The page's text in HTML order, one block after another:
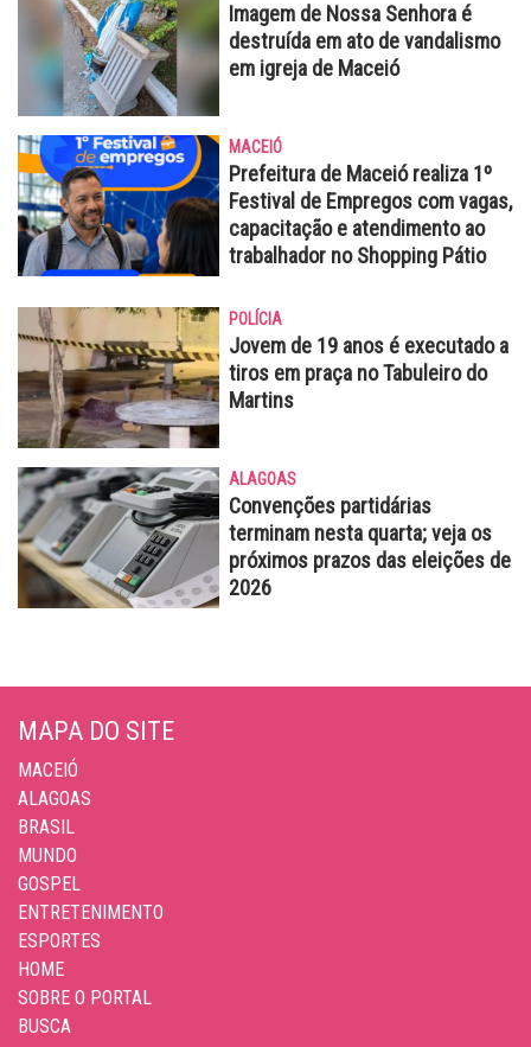
Imagem de Nossa Senhora é
destruída em ato de vandalismo
em igreja de Maceió
MACEIÓ
Prefeitura de Maceió realiza 1º
Festival de Empregos com vagas,
capacitação e atendimento ao
trabalhador no Shopping Pátio
POLÍCIA
Jovem de 19 anos é executado a
tiros em praça no Tabuleiro do
Martins
ALAGOAS
Convenções partidárias
terminam nesta quarta; veja os
próximos prazos das eleições de
2026
MAPA DO SITE
MACEIÓ
ALAGOAS
BRASIL
MUNDO
GOSPEL
ENTRETENIMENTO
ESPORTES
HOME
SOBRE O PORTAL
BUSCA